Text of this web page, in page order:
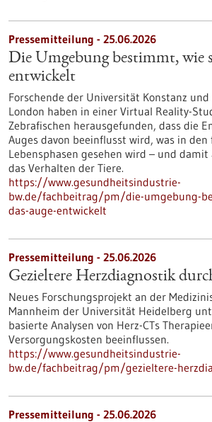
Pressemitteilung - 25.06.2026
Die Umgebung bestimmt, wie
entwickelt
Forschende der Universität Konstanz und
London haben in einer Virtual Reality-
Zebrafischen herausgefunden, dass die
Auges davon beeinflusst wird, was in den
Lebensphasen gesehen wird – und
das Verhalten der Tiere.
https://www.gesundheitsindustrie-
bw.de/fachbeitrag/pm/die-umgebung-
das-auge-entwickelt
Pressemitteilung - 25.06.2026
Gezieltere Herzdiagnostik
Neues Forschungsprojekt an der
Mannheim der Universität Heidelberg
basierte Analysen von Herz-CTs
Versorgungskosten beeinflussen.
https://www.gesundheitsindustrie-
bw.de/fachbeitrag/pm/gezieltere-
Pressemitteilung - 25.06.2026